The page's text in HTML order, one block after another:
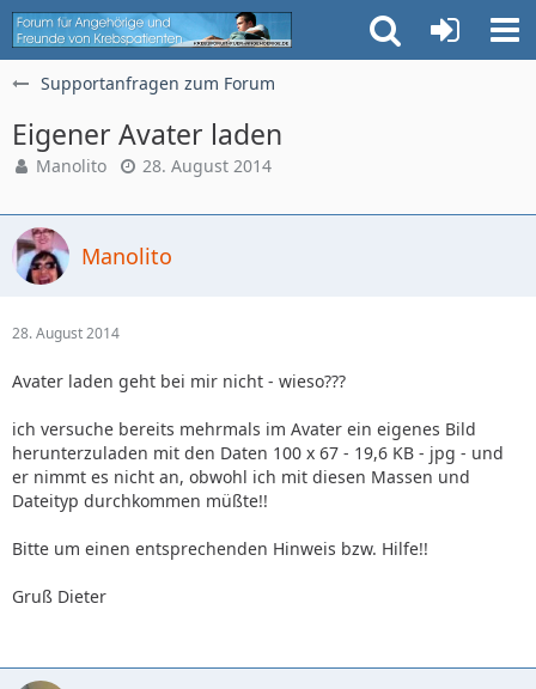
Supportanfragen zum Forum
Eigener Avater laden
Manolito 28. August 2014
Manolito
28. August 2014
Avater laden geht bei mir nicht - wieso???
ich versuche bereits mehrmals im Avater ein eigenes Bild
herunterzuladen mit den Daten 100 x 67 - 19,6 KB - jpg - und
er nimmt es nicht an, obwohl ich mit diesen Massen und
Dateityp durchkommen müßte!!
Bitte um einen entsprechenden Hinweis bzw. Hilfe!!
Gruß Dieter